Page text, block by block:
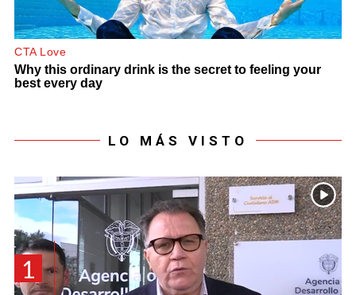
LO MÁS VISTO
1